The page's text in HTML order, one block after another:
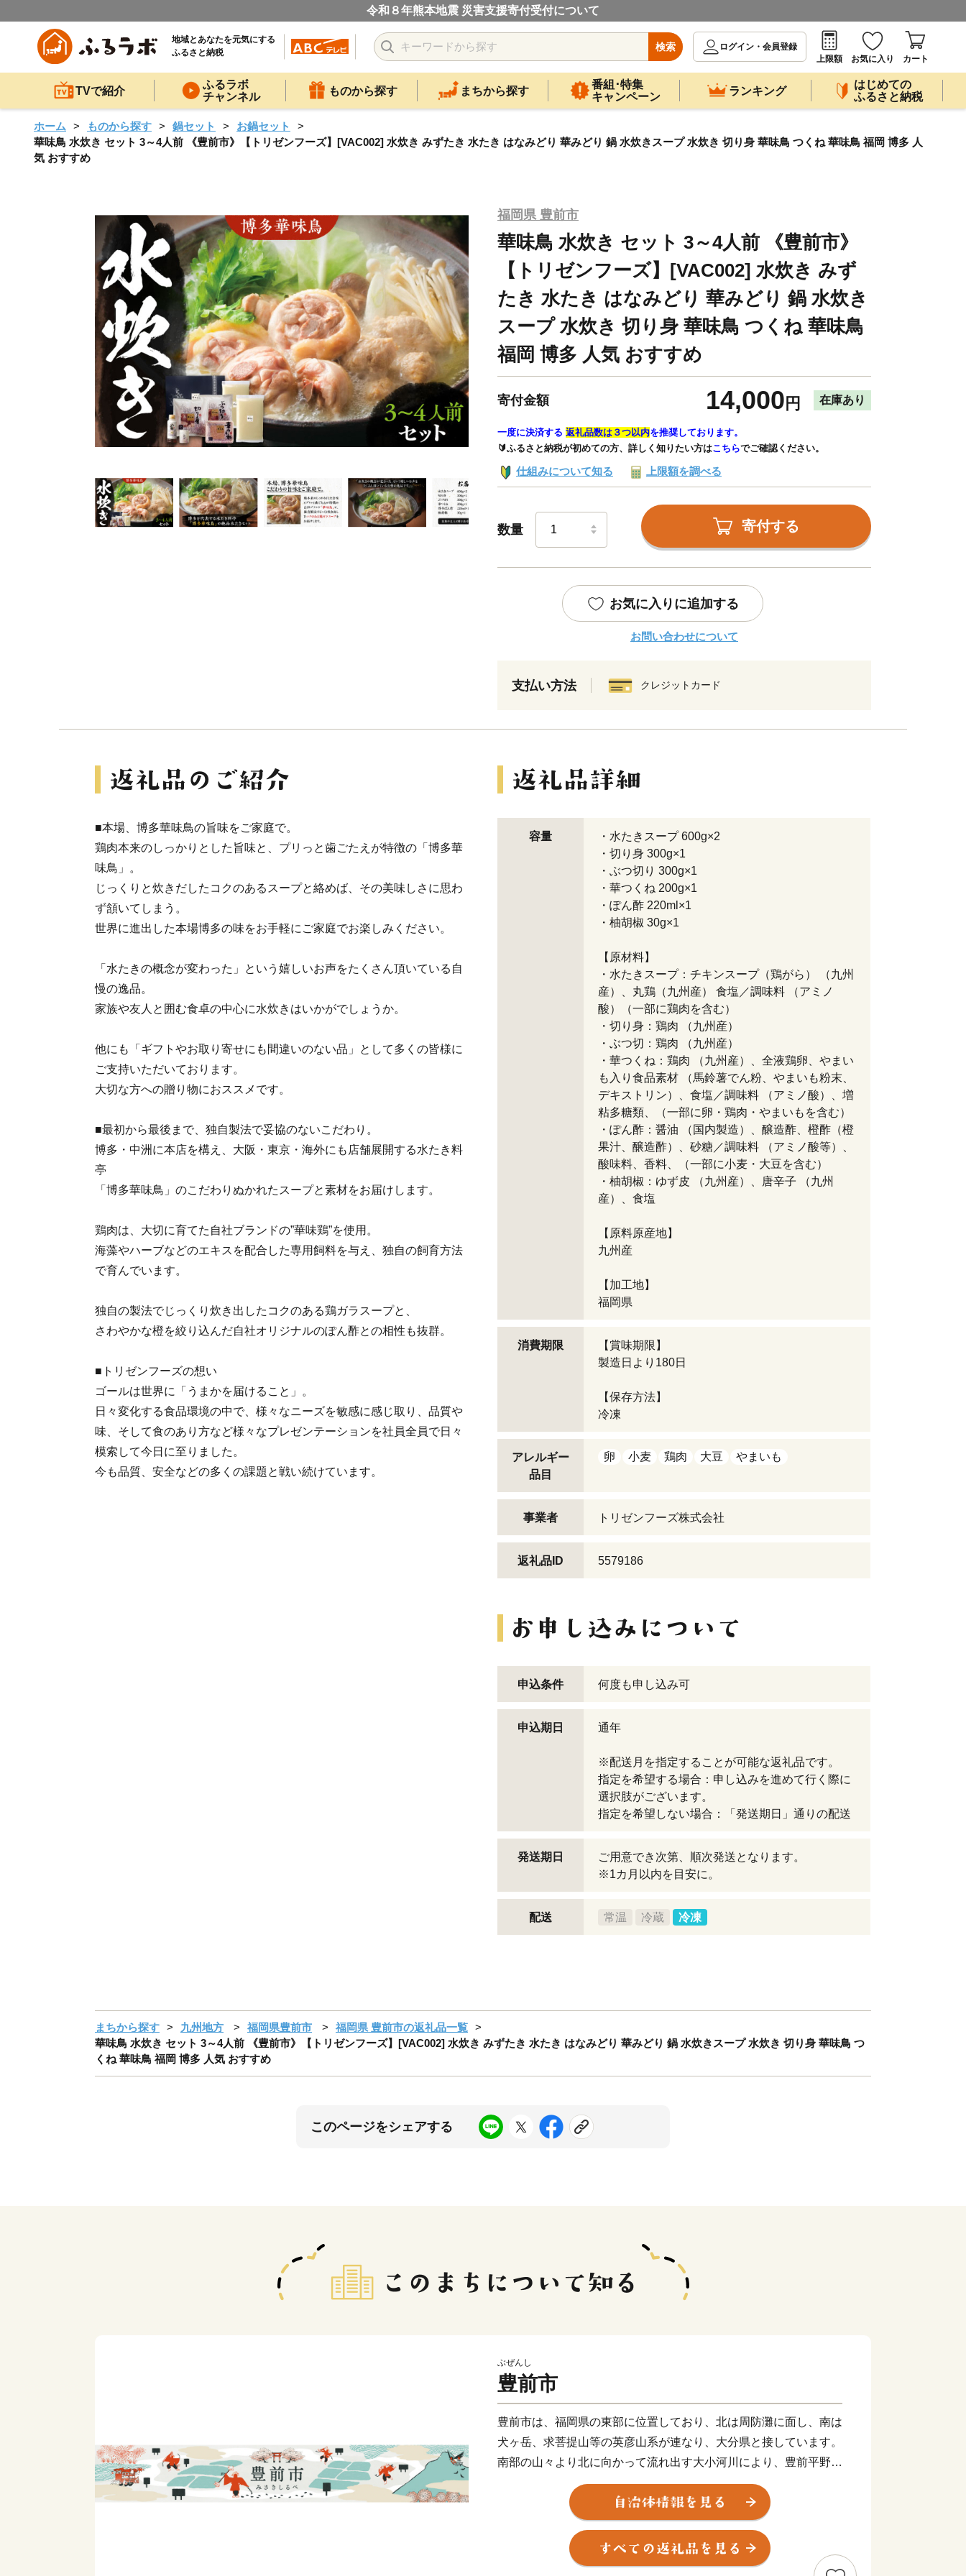
令和８年熊本地震 災害支援寄付受付について
地域とあなたを元気にする
ふるさと納税
検索
ログイン・会員登録
上限額
お気に入り カート
TVで紹介
ふるラボ
チャンネル
ものから探す まちから探す
番組･特集
キャンペーン
ランキング
はじめての
ふるさと納税
ホーム ものから探す 鍋セット
お鍋セット
華味鳥 水炊き セット 3～4人前 《豊前市》【トリゼンフーズ】[VAC002] 水炊き みずたき 水たき はなみどり 華みどり 鍋 水炊きスープ 水炊き 切り身 華味鳥 つくね 華味鳥 福岡 博多 人
気 おすすめ
福岡県 豊前市
華味鳥 水炊き セット 3～4人前 《豊前市》
【トリゼンフーズ】[VAC002] 水炊き みず
たき 水たき はなみどり 華みどり 鍋 水炊き
スープ 水炊き 切り身 華味鳥 つくね 華味鳥
福岡 博多 人気 おすすめ
寄付金額 14,000 円 在庫あり
一度に決済する 返礼品数は３つ以内を推奨しております。
🔰ふるさと納税が初めての方、詳しく知りたい方はこちらでご確認ください。
仕組みについて知る 上限額を調べる
数量 寄付する
お気に入りに追加する
お問い合わせについて
支払い方法 クレジットカード
■本場、博多華味鳥の旨味をご家庭で。
鶏肉本来のしっかりとした旨味と、プリっと歯ごたえが特徴の「博多華
味鳥」。
じっくりと炊きだしたコクのあるスープと絡めば、その美味しさに思わ
ず頷いてしまう。
世界に進出した本場博多の味をお手軽にご家庭でお楽しみください。
「水たきの概念が変わった」という嬉しいお声をたくさん頂いている自
慢の逸品。
家族や友人と囲む食卓の中心に水炊きはいかがでしょうか。
他にも「ギフトやお取り寄せにも間違いのない品」として多くの皆様に
ご支持いただいております。
大切な方への贈り物におススメです。
■最初から最後まで、独自製法で妥協のないこだわり。
博多・中洲に本店を構え、大阪・東京・海外にも店舗展開する水たき料
亭
「博多華味鳥」のこだわりぬかれたスープと素材をお届けします。
鶏肉は、大切に育てた自社ブランドの”華味鶏”を使用。
海藻やハーブなどのエキスを配合した専用飼料を与え、独自の飼育方法
で育んでいます。
独自の製法でじっくり炊き出したコクのある鶏ガラスープと、
さわやかな橙を絞り込んだ自社オリジナルのぽん酢との相性も抜群。
■トリゼンフーズの想い
ゴールは世界に「うまかを届けること」。
日々変化する食品環境の中で、様々なニーズを敏感に感じ取り、品質や
味、そして食のあり方など様々なプレゼンテーションを社員全員で日々
模索して今日に至りました。
今も品質、安全などの多くの課題と戦い続けています。
容量
・水たきスープ 600g×2
・切り身 300g×1
・ぶつ切り 300g×1
・華つくね 200g×1
・ぽん酢 220ml×1
・柚胡椒 30g×1
【原材料】
・水たきスープ：チキンスープ（鶏がら） （九州
産）、丸鶏（九州産） 食塩／調味料 （アミノ
酸）（一部に鶏肉を含む）
・切り身：鶏肉 （九州産）
・ぶつ切：鶏肉 （九州産）
・華つくね：鶏肉 （九州産）、全液鶏卵、やまい
も入り食品素材 （馬鈴薯でん粉、やまいも粉末、
デキストリン）、食塩／調味料 （アミノ酸）、増
粘多糖類、（一部に卵・鶏肉・やまいもを含む）
・ぽん酢：醤油 （国内製造）、醸造酢、橙酢（橙
果汁、醸造酢）、砂糖／調味料 （アミノ酸等）、
酸味料、香料、（一部に小麦・大豆を含む）
・柚胡椒：ゆず皮 （九州産）、唐辛子 （九州
産）、食塩
【原料原産地】
九州産
【加工地】
福岡県
消費期限
【賞味期限】
製造日より180日
【保存方法】
冷凍
アレルギー
品目
卵 小麦 鶏肉 大豆 やまいも
事業者 トリゼンフーズ株式会社
返礼品ID 5579186
申込条件 何度も申し込み可
申込期日 通年
※配送月を指定することが可能な返礼品です。
指定を希望する場合：申し込みを進めて行く際に
選択肢がございます。
指定を希望しない場合：「発送期日」通りの配送
発送期日
ご用意でき次第、順次発送となります。
※1カ月以内を目安に。
配送 常温 冷蔵 冷凍
まちから探す 九州地方 福岡県豊前市
福岡県 豊前市の返礼品一覧
華味鳥 水炊き セット 3～4人前 《豊前市》【トリゼンフーズ】[VAC002] 水炊き みずたき 水たき はなみどり 華みどり 鍋 水炊きスープ 水炊き 切り身 華味鳥 つ
くね 華味鳥 福岡 博多 人気 おすすめ
このページをシェアする
ぶぜんし
豊前市
豊前市は、福岡県の東部に位置しており、北は周防灘に面し、南は
犬ヶ岳、求菩提山等の英彦山系が連なり、大分県と接しています。
南部の山々より北に向かって流れ出す大小河川により、豊前平野が
扇状に周防灘まで達しており、標高1,000m超の山から続く多様な
自然景観を呈する地形で、山の幸、海の幸に恵まれた自治体です。
■■お盆期間中の配送停止について■■